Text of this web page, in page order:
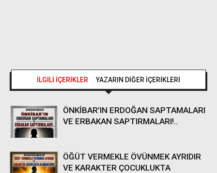
İLGİLİ İÇERİKLER YAZARIN DİĞER İÇERİKLERİ
ÖNKİBAR’IN ERDOĞAN SAPTAMALARI
VE ERBAKAN SAPTIRMALARI!..
ÖĞÜT VERMEKLE ÖVÜNMEK AYRIDIR
VE KARAKTER ÇOCUKLUKTA